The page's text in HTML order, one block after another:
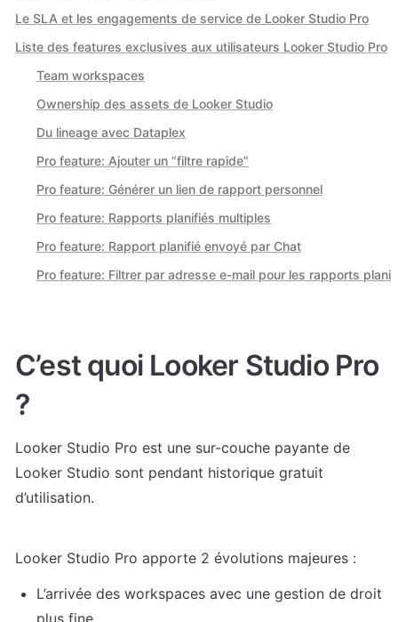
Le SLA et les engagements de service de Looker Studio Pro
Liste des features exclusives aux utilisateurs Looker Studio Pro
Team workspaces
Ownership des assets de Looker Studio
Du lineage avec Dataplex
Pro feature: Ajouter un “filtre rapide”
Pro feature: Générer un lien de rapport personnel
Pro feature: Rapports planifiés multiples
Pro feature: Rapport planifié envoyé par Chat
Pro feature: Filtrer par adresse e-mail pour les rapports
C’est quoi Looker Studio Pro
?
Looker Studio Pro est une sur-couche payante de
Looker Studio sont pendant historique gratuit
d’utilisation.
Looker Studio Pro apporte 2 évolutions majeures :
L’arrivée des workspaces avec une gestion de droit
plus fine